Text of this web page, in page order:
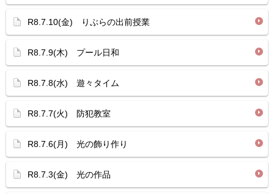
R8.7.10(金) りぶらの出前授業
R8.7.9(木) プール日和
R8.7.8(水) 遊々タイム
R8.7.7(火) 防犯教室
R8.7.6(月) 光の飾り作り
R8.7.3(金) 光の作品